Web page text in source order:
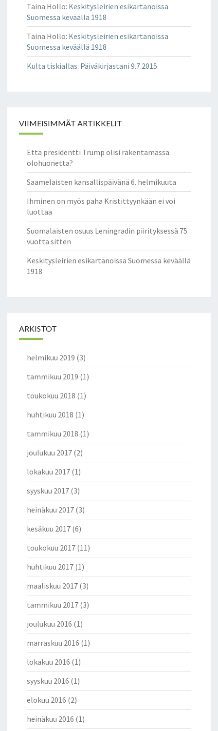
Taina Hollo: Keskitysleirien esikartanoissa
Suomessa keväällä 1918
Taina Hollo: Keskitysleirien esikartanoissa
Suomessa keväällä 1918
Kulta tiskiallas: Päiväkirjastani 9.7.2015
VIIMEISIMMÄT ARTIKKELIT
Että presidentti Trump olisi rakentamassa
olohuonetta?
Saamelaisten kansallispäivänä 6. helmikuuta
Ihminen on myös paha Kristittyynkään ei voi
luottaa
Suomalaisten osuus Leningradin piirityksessä 75
vuotta sitten
Keskitysleirien esikartanoissa Suomessa keväällä
1918
ARKISTOT
helmikuu 2019 (3)
tammikuu 2019 (1)
toukokuu 2018 (1)
huhtikuu 2018 (1)
tammikuu 2018 (1)
joulukuu 2017 (2)
lokakuu 2017 (1)
syyskuu 2017 (3)
heinäkuu 2017 (3)
kesäkuu 2017 (6)
toukokuu 2017 (11)
huhtikuu 2017 (1)
maaliskuu 2017 (3)
tammikuu 2017 (3)
joulukuu 2016 (1)
marraskuu 2016 (1)
lokakuu 2016 (1)
syyskuu 2016 (1)
elokuu 2016 (2)
heinäkuu 2016 (1)